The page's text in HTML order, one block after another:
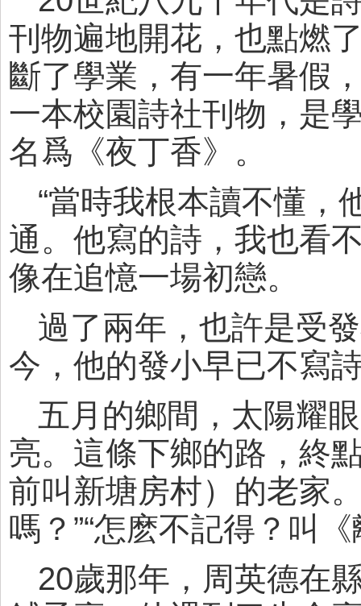
刊物遍地開花，也點燃
斷了學業，有一年暑假
一本校園詩社刊物，是
名爲《夜丁香》。
“當時我根本讀不懂，
通。他寫的詩，我也看
像在追憶一場初戀。
過了兩年，也許是受
今，他的發小早已不寫
五月的鄉間，太陽耀
亮。這條下鄉的路，終
前叫新塘房村）的老家
嗎？”“怎麽不記得？叫
20歲那年，周英德在